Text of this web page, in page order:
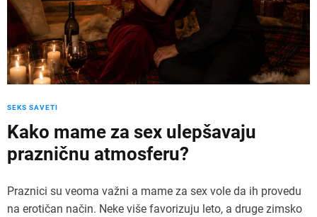
SEKS SAVETI
Kako mame za sex ulepšavaju
prazničnu atmosferu?
Praznici su veoma važni a mame za sex vole da ih provedu
na erotičan način. Neke više favorizuju leto, a druge zimsko